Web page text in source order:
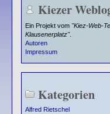
Kiezer
Ein Projekt vom "Kiez-Web-
Klausenerplatz".
Autoren
Impressum
Kategorien
Alfred Rietschel